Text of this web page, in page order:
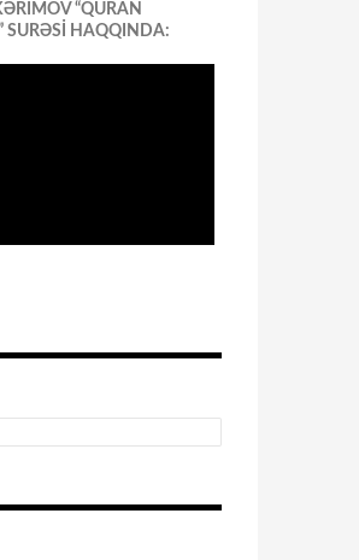
“QURAN
SURƏSİ HAQQINDA: